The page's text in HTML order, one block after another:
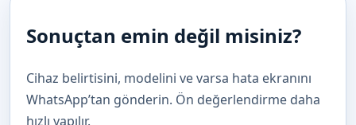
Sonuçtan emin değil misiniz?
Cihaz belirtisini, modelini ve varsa hata ekranını
WhatsApp’tan gönderin. Ön değerlendirme daha
hızlı yapılır.